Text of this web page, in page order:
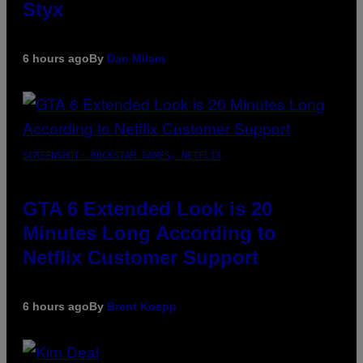
Styx
6 hours agoBy Dan Milam
SCREENSHOT: ROCKSTAR GAMES, NETFLIX
GTA 6 Extended Look is 20
Minutes Long According to
Netflix Customer Support
6 hours agoBy Brent Koepp